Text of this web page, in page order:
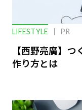
LIFESTYLE PR
【西野亮廣】
作り方とは